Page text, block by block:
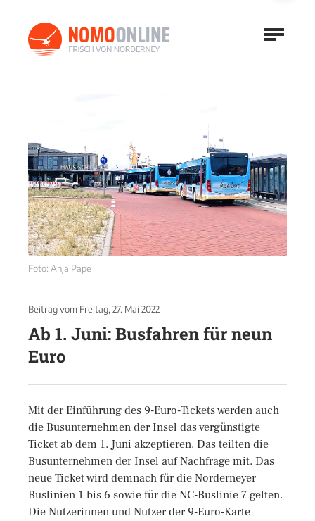
Foto: Anja Pape
Beitrag vom Freitag, 27. Mai 2022
Ab 1. Juni: Busfahren für neun
Euro
Mit der Einführung des 9-Euro-Tickets werden auch
die Busunternehmen der Insel das vergünstigte
Ticket ab dem 1. Juni akzeptieren. Das teilten die
Busunternehmen der Insel auf Nachfrage mit. Das
neue Ticket wird demnach für die Norderneyer
Buslinien 1 bis 6 sowie für die NC-Buslinie 7 gelten.
Die Nutzerinnen und Nutzer der 9-Euro-Karte